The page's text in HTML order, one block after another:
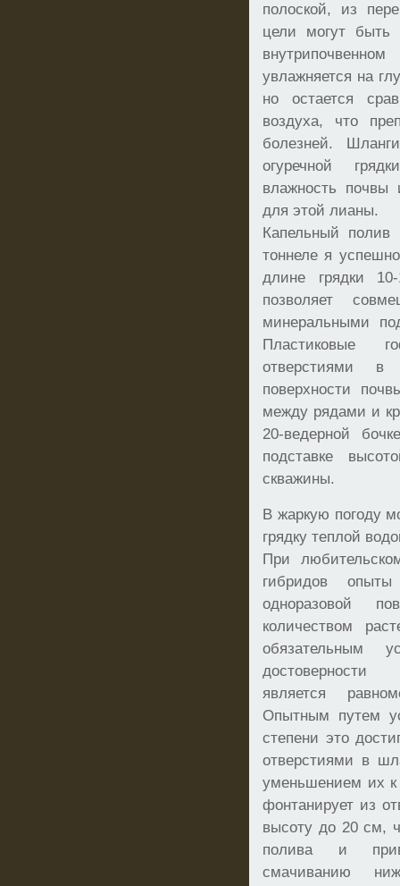
полоской, из
цели могут быть
увлажняется на
но остается
воздуха, что
болезней.
огуречной
влажность почвы
для этой лианы.
Капельный
тоннеле я
длине грядки
позволяет
минеральными
Пластиковые
отверстиями
поверхности
между рядами и
20-ведерной
подставке
скважины.
В жаркую погоду
грядку теплой
При
гибридов
одноразовой
количеством
обязательным
достоверности
является
Опытным путем
степени это
отверстиями в
уменьшением их
фонтанирует из
высоту до 20 см,
полива и
смачиванию